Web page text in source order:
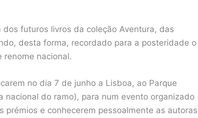
futuros livros da coleção Aventura, das
desta forma, recordado para a posteridade o
renome nacional.
no dia 7 de junho a Lisboa, ao Parque
nacional do ramo), para num evento organizado
prémios e conhecerem pessoalmente as autoras